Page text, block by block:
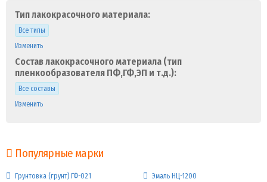
Тип лакокрасочного материала:
Все типы
Изменить
Состав лакокрасочного материала (тип
пленкообразователя ПФ,ГФ,ЭП и т.д.):
Все составы
Изменить
Популярные марки
Грунтовка (грунт) ГФ-021
Эмаль НЦ-1200